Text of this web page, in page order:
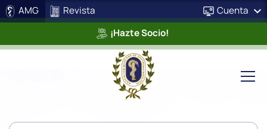
AMG
Revista
¡Hazte Socio!
Cuenta